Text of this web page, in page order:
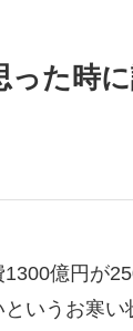
た時
億円が
いうお寒い